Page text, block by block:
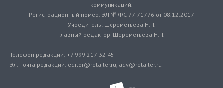
коммуникаций.
Регистрационный номер: ЭЛ № ФС 77-71776 от 08.12.2017
Учредитель: Шереметьева Н.П.
Главный редактор: Шереметьева Н.П.
Телефон редакции: +7 999 217-32-45
Эл. почта редакции: editor@retailer.ru, adv@retailer.ru